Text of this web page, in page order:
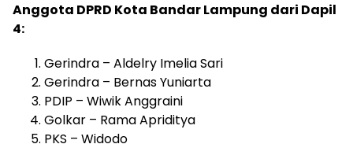
Anggota DPRD Kota Bandar Lampung dari Dapil
4:
Gerindra – Aldelry Imelia Sari
Gerindra – Bernas Yuniarta
PDIP – Wiwik Anggraini
Golkar – Rama Apriditya
PKS – Widodo